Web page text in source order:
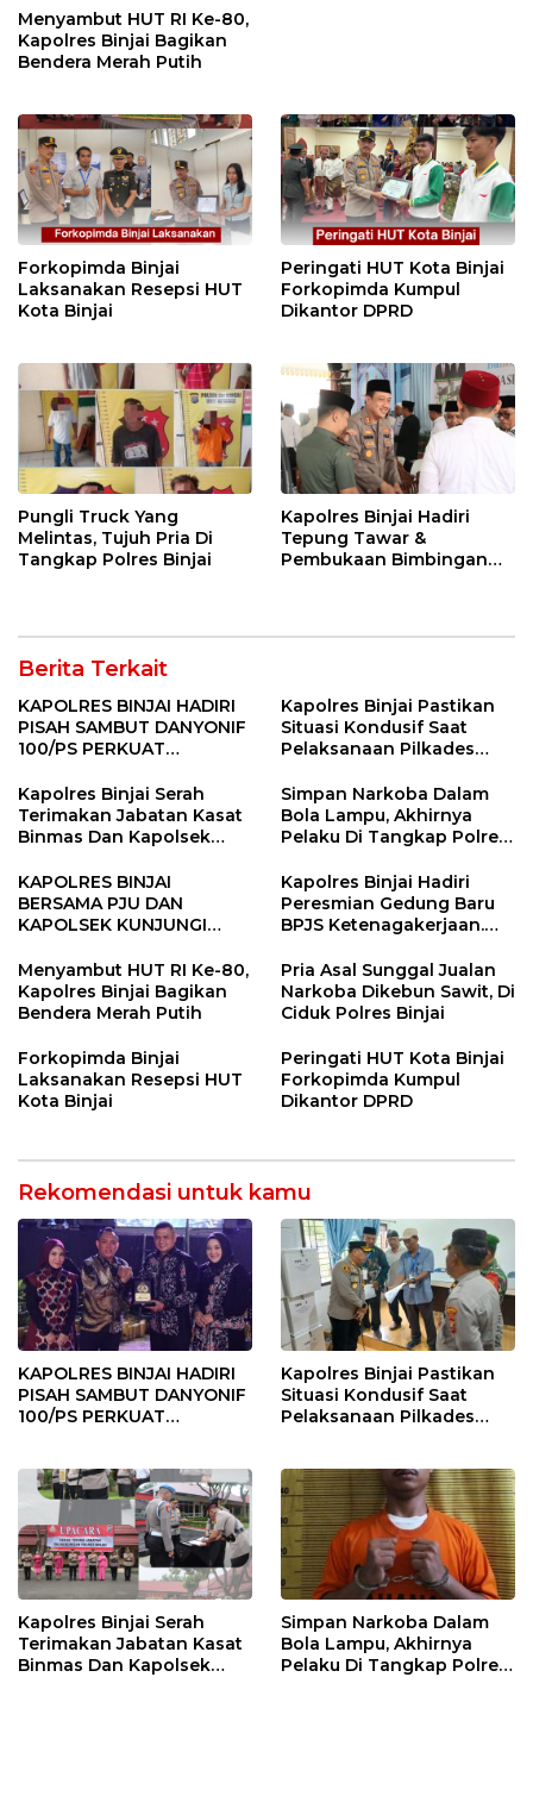
Menyambut HUT RI Ke-80,
Kapolres Binjai Bagikan
Bendera Merah Putih
Forkopimda Binjai
Laksanakan Resepsi HUT
Kota Binjai
Peringati HUT Kota Binjai
Forkopimda Kumpul
Dikantor DPRD
Pungli Truck Yang
Melintas, Tujuh Pria Di
Tangkap Polres Binjai
Kapolres Binjai Hadiri
Tepung Tawar &
Pembukaan Bimbingan
Berita Terkait
KAPOLRES BINJAI HADIRI
PISAH SAMBUT DANYONIF
100/PS PERKUAT
Kapolres Binjai Pastikan
Situasi Kondusif Saat
Pelaksanaan Pilkades
Kapolres Binjai Serah
Terimakan Jabatan Kasat
Binmas Dan Kapolsek
Simpan Narkoba Dalam
Bola Lampu, Akhirnya
Pelaku Di Tangkap Polres
KAPOLRES BINJAI
BERSAMA PJU DAN
KAPOLSEK KUNJUNGI
BINJAI
Kapolres Binjai Hadiri
Peresmian Gedung Baru
BPJS Ketenagakerjaan.
Menyeluruh bagi Pekerja”
Menyambut HUT RI Ke-80,
Kapolres Binjai Bagikan
Bendera Merah Putih
Pria Asal Sunggal Jualan
Narkoba Dikebun Sawit, Di
Ciduk Polres Binjai
Forkopimda Binjai
Laksanakan Resepsi HUT
Kota Binjai
Peringati HUT Kota Binjai
Forkopimda Kumpul
Dikantor DPRD
Rekomendasi untuk kamu
KAPOLRES BINJAI HADIRI
PISAH SAMBUT DANYONIF
100/PS PERKUAT
Kapolres Binjai Pastikan
Situasi Kondusif Saat
Pelaksanaan Pilkades
Kapolres Binjai Serah
Terimakan Jabatan Kasat
Binmas Dan Kapolsek
Simpan Narkoba Dalam
Bola Lampu, Akhirnya
Pelaku Di Tangkap Polres